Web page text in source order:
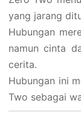
yang jarang
Hubungan
namun cinta
cerita.
Hubungan ini
Two sebagai